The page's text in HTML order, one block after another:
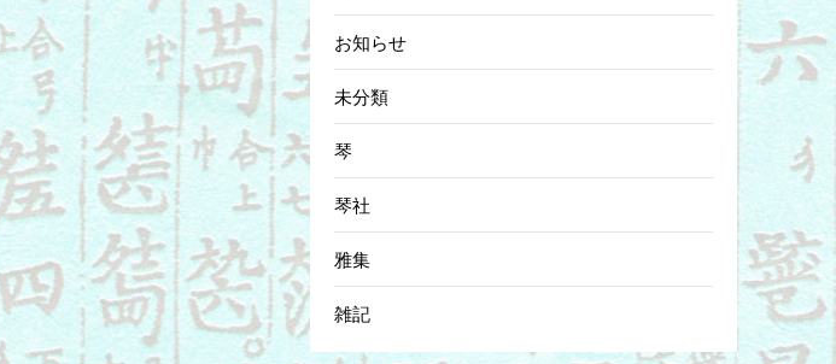
お知らせ
未分類
琴
琴社
雅集
雑記